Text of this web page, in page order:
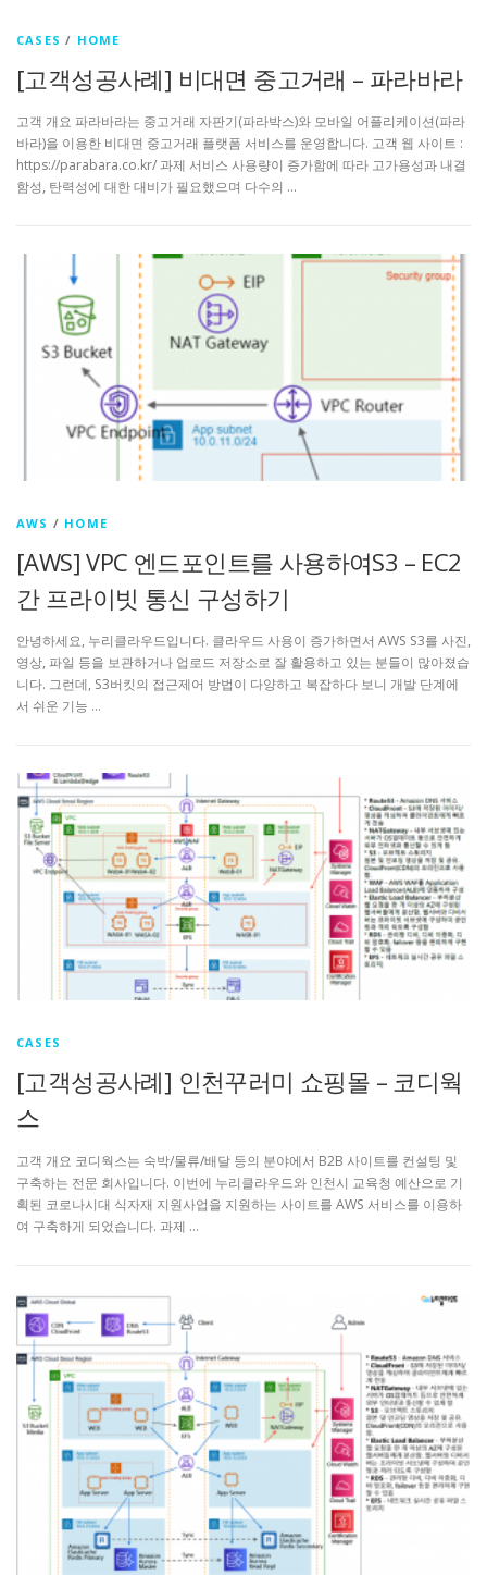
CASES / HOME
[고객성공사례] 비대면 중고거래 – 파라바라
고객 개요 파라바라는 중고거래 자판기(파라박스)와 모바일 어플리케이션(파라
바라)을 이용한 비대면 중고거래 플랫폼 서비스를 운영합니다. 고객 웹 사이트 :
https://parabara.co.kr/ 과제 서비스 사용량이 증가함에 따라 고가용성과 내결
함성, 탄력성에 대한 대비가 필요했으며 다수의 …
AWS / HOME
[AWS] VPC 엔드포인트를 사용하여S3 – EC2
간 프라이빗 통신 구성하기
안녕하세요, 누리클라우드입니다. 클라우드 사용이 증가하면서 AWS S3를 사진,
영상, 파일 등을 보관하거나 업로드 저장소로 잘 활용하고 있는 분들이 많아졌습
니다. 그런데, S3버킷의 접근제어 방법이 다양하고 복잡하다 보니 개발 단계에
서 쉬운 기능 …
CASES
[고객성공사례] 인천꾸러미 쇼핑몰 – 코디웍
스
고객 개요 코디웍스는 숙박/물류/배달 등의 분야에서 B2B 사이트를 컨설팅 및
구축하는 전문 회사입니다. 이번에 누리클라우드와 인천시 교육청 예산으로 기
획된 코로나시대 식자재 지원사업을 지원하는 사이트를 AWS 서비스를 이용하
여 구축하게 되었습니다. 과제 …